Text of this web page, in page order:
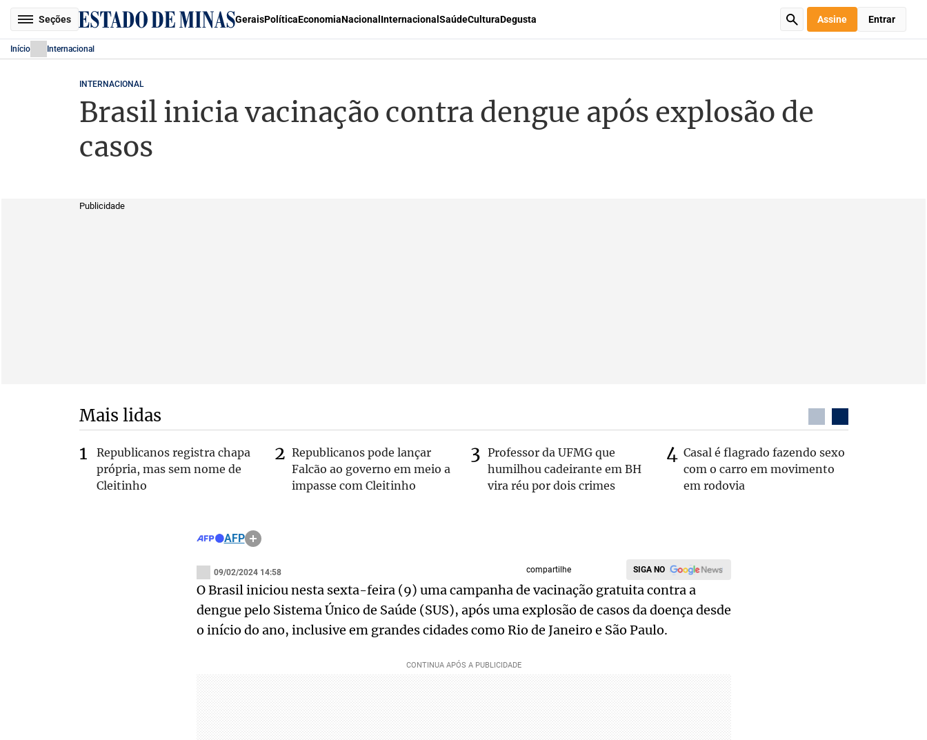
Seções GeraisPolíticaEconomiaNacional Internacional SaúdeCulturaDegusta Assine Entrar
Início Internacional
INTERNACIONAL
Brasil inicia vacinação contra dengue após explosão de
casos
Publicidade
Mais lidas
Republicanos registra chapa
própria, mas sem nome de
Cleitinho
Republicanos pode lançar
Falcão ao governo em meio a
impasse com Cleitinho
Professor da UFMG que
humilhou cadeirante em BH
vira réu por dois crimes
Casal é flagrado fazendo sexo
com o carro em movimento
em rodovia
AFP
09/02/2024 14:58 compartilhe SIGA NO
O Brasil iniciou nesta sexta-feira (9) uma campanha de vacinação gratuita contra a
dengue pelo Sistema Único de Saúde (SUS), após uma explosão de casos da doença desde
o início do ano, inclusive em grandes cidades como Rio de Janeiro e São Paulo.